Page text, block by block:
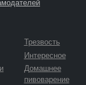
Трезвость
Интересное
Домашнее
пивоварение